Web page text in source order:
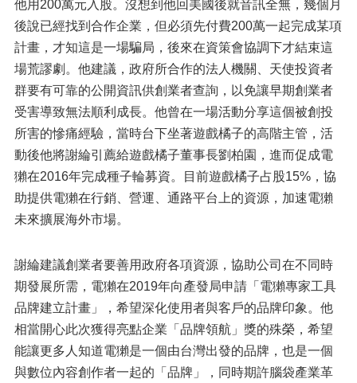
他用200萬元入股。沒想到他回美國後就音訊全無，幾個月
後說已經找到合作企業，但必須先付費200萬一起完成某項
計畫，才知這是一場騙局，後來在資策會協調下才結束這
場荒謬劇。他建議，政府所合作的法人機關、天使投資者
群要有可靠的公開資訊供創業者查詢，以免讓早期創業者
受害導致無法順利成長。他曾在一場活動分享這個被創投
所害的慘痛經驗，當時台下坐著遊戲橘子的高階主管，活
動後他將謝綸引薦給遊戲橘子董事長劉柏園，進而促成電
獺在2016年完成種子輪募資。目前遊戲橘子占股15%，協
助提供電獺在行銷、營運、通路平台上的資源，加速電獺
未來擴展海外市場。
謝綸建議創業者要善用政府各項資源，協助公司在不同時
期發展所需，電獺在2019年向產發局申請「電獺專家工具
品牌建立計畫」，希望深化使用者與客戶的品牌印象。他
相當開心此次獲得亮點企業「品牌領航」獎的殊榮，希望
能讓更多人知道電獺是一個由台灣出發的品牌，也是一個
與數位內容創作者一起的「品牌」，同時期許腦袋產業革